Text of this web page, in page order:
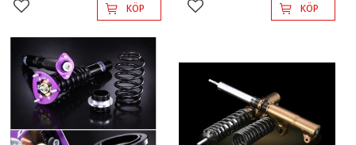
Lägg till i favoriterKÖP Lägg till i favoriterKÖP